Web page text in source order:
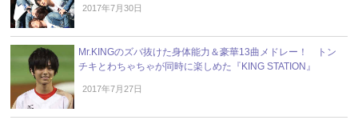
2017年7月30日
Mr.KINGのズバ抜けた身体能力＆豪華13曲メドレー！ トン
チキとわちゃちゃが同時に楽しめた『KING STATION』
2017年7月27日